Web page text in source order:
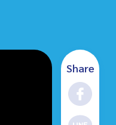
Share